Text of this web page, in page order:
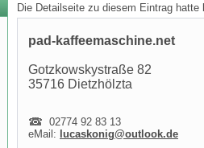
Die Detailseite zu diesem Eintrag
pad-kaffeemaschine.net
Gotzkowskystraße 82
35716 Dietzhölzta
02774 92 83 13
eMail: lucaskonig@outlook.de